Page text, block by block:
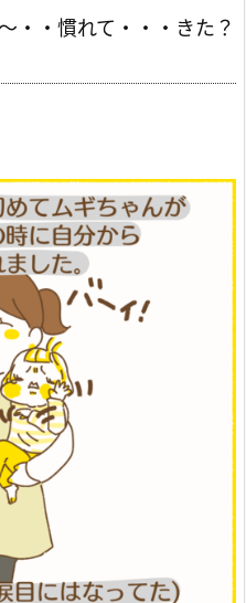
・・慣れて・・・きた？